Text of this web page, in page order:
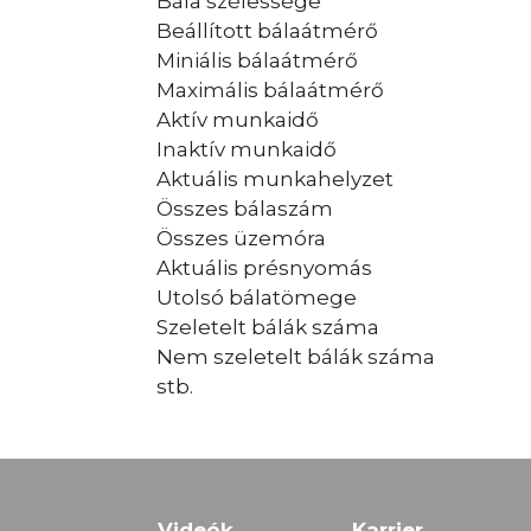
Beállított bálaátmérő
Miniális bálaátmérő
Maximális bálaátmérő
Aktív munkaidő
Inaktív munkaidő
Aktuális munkahelyzet
Összes bálaszám
Összes üzemóra
Aktuális présnyomás
Utolsó bálatömege
Szeletelt bálák száma
Nem szeletelt bálák száma
stb.